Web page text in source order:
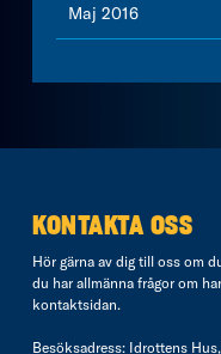
Maj 2016
KONTAKTA OSS
Hör gärna av dig till oss om
du har allmänna frågor om
kontaktsidan.
Besöksadress: Idrottens